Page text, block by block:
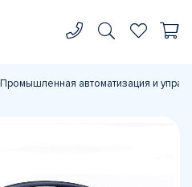
Промышленная автоматизация и